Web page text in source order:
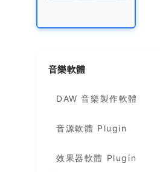
音樂軟體
DAW 音樂製作軟體
音源軟體 Plugin
效果器軟體 Plugin